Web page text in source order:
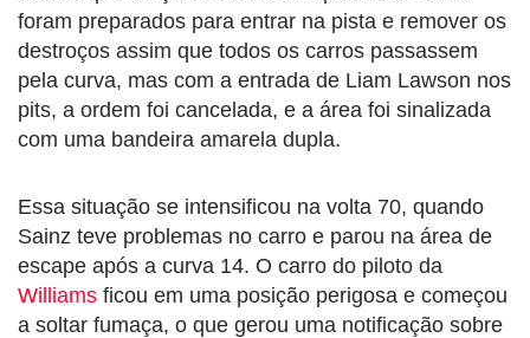
foram preparados para entrar na pista e remover os
destroços assim que todos os carros passassem
pela curva, mas com a entrada de Liam Lawson nos
pits, a ordem foi cancelada, e a área foi sinalizada
com uma bandeira amarela dupla.
Essa situação se intensificou na volta 70, quando
Sainz teve problemas no carro e parou na área de
escape após a curva 14. O carro do piloto da
Williams ficou em uma posição perigosa e começou
a soltar fumaça, o que gerou uma notificação sobre